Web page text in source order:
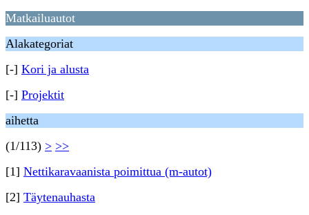
Matkailuautot
Alakategoriat
[-] Kori ja alusta
[-] Projektit
aihetta
(1/113) > >>
[1] Nettikaravaanista poimittua (m-autot)
[2] Täytenauhasta